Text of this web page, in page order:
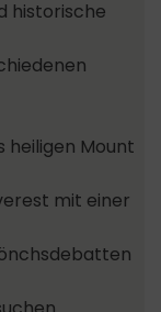
historische
heiligen Mount
mit einer